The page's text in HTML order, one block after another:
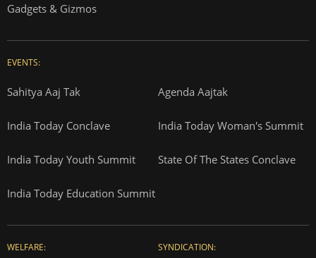
Gadgets & Gizmos
EVENTS:
Sahitya Aaj Tak Agenda Aajtak
India Today Conclave India Today Woman's Summit
India Today Youth Summit State Of The States Conclave
India Today Education Summit
WELFARE: SYNDICATION: